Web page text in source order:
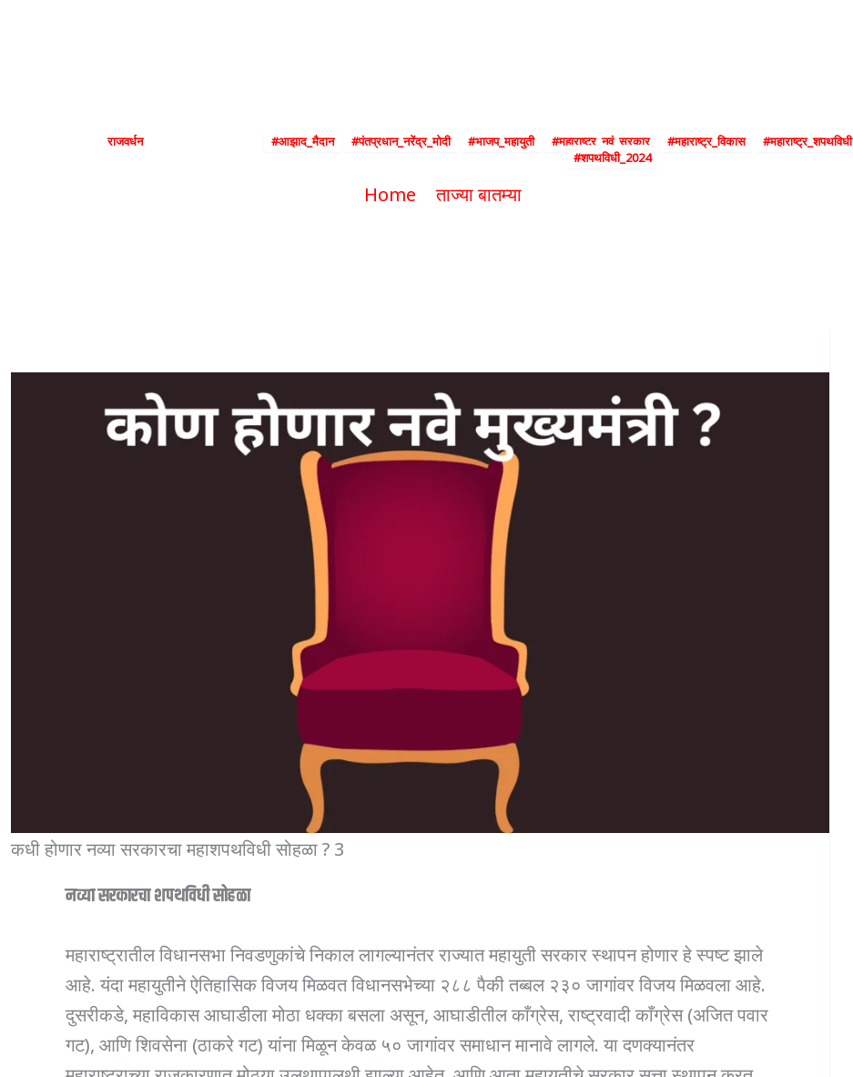
Byराजवर्धन #आझाद_मैदान #पंतप्रधान_नरेंद्र_मोदी #भाजप_महायुती #महाराष्ट्र_नवं_सरकार #महाराष्ट्र_विकास #महाराष्ट्र_शपथविधी
#शपथविधी_2024
Home ताज्या बातम्या
कधी होणार नव्या सरकारचा महाशपथविधी सोहळा ? 3
नव्या सरकारचा शपथविधी सोहळा
महाराष्ट्रातील विधानसभा निवडणुकांचे निकाल लागल्यानंतर राज्यात महायुती सरकार स्थापन होणार हे स्पष्ट झाले
आहे. यंदा महायुतीने ऐतिहासिक विजय मिळवत विधानसभेच्या २८८ पैकी तब्बल २३० जागांवर विजय मिळवला आहे.
दुसरीकडे, महाविकास आघाडीला मोठा धक्का बसला असून, आघाडीतील काँग्रेस, राष्ट्रवादी काँग्रेस (अजित पवार
गट), आणि शिवसेना (ठाकरे गट) यांना मिळून केवळ ५० जागांवर समाधान मानावे लागले. या दणक्यानंतर